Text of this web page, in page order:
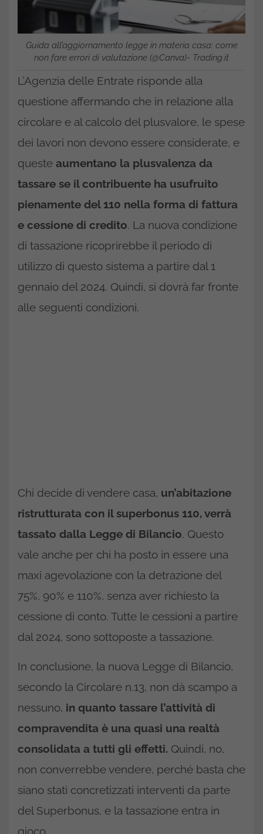
Guida all’aggiornamento legge in materia casa: come
non fare errori di valutazione (@Canva)- Trading.it
L’Agenzia delle Entrate risponde alla
questione affermando che in relazione alla
circolare e al calcolo del plusvalore, le spese
dei lavori non devono essere considerate, e
queste aumentano la plusvalenza da
tassare se il contribuente ha usufruito
pienamente del 110 nella forma di fattura
e cessione di credito. La nuova condizione
di tassazione ricoprirebbe il periodo di
utilizzo di questo sistema a partire dal 1
gennaio del 2024. Quindi, si dovrà far fronte
alle seguenti condizioni.
Chi decide di vendere casa, un’abitazione
ristrutturata con il superbonus 110, verrà
tassato dalla Legge di Bilancio. Questo
vale anche per chi ha posto in essere una
maxi agevolazione con la detrazione del
75%, 90% e 110%, senza aver richiesto la
cessione di conto. Tutte le cessioni a partire
dal 2024, sono sottoposte a tassazione.
In conclusione, la nuova Legge di Bilancio,
secondo la Circolare n.13, non dà scampo a
nessuno, in quanto tassare l’attività di
compravendita è una quasi una realtà
consolidata a tutti gli effetti. Quindi, no,
non converrebbe vendere, perché basta che
siano stati concretizzati interventi da parte
del Superbonus, e la tassazione entra in
gioco.